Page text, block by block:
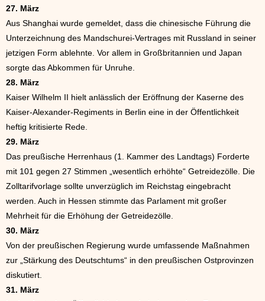
27. März
Aus Shanghai wurde gemeldet, dass die chinesische Führung die
Unterzeichnung des Mandschurei-Vertrages mit Russland in seiner
jetzigen Form ablehnte. Vor allem in Großbritannien und Japan
sorgte das Abkommen für Unruhe.
28. März
Kaiser Wilhelm II hielt anlässlich der Eröffnung der Kaserne des
Kaiser-Alexander-Regiments in Berlin eine in der Öffentlichkeit
heftig kritisierte Rede.
29. März
Das preußische Herrenhaus (1. Kammer des Landtags) Forderte
mit 101 gegen 27 Stimmen „wesentlich erhöhte“ Getreidezölle. Die
Zolltarifvorlage sollte unverzüglich im Reichstag eingebracht
werden. Auch in Hessen stimmte das Parlament mit großer
Mehrheit für die Erhöhung der Getreidezölle.
30. März
Von der preußischen Regierung wurde umfassende Maßnahmen
zur „Stärkung des Deutschtums“ in den preußischen Ostprovinzen
diskutiert.
31. März